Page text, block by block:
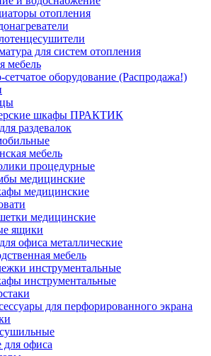
отопления
для систем отопления
мебель
оборудование (Распродажа!)
шкафы ПРАКТИК
раздевалок
мебель
процедурные
медицинские
медицинские
медицинские
ящики
офиса металлические
мебель
инструментальные
инструментальные
для перфорированного экрана
для офиса